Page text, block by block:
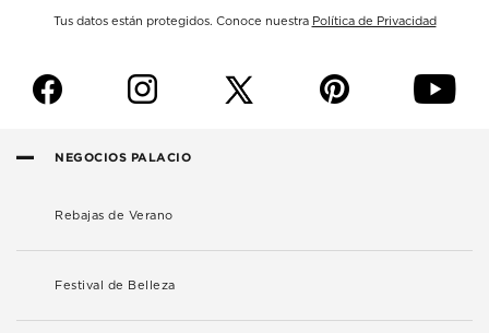
Tus datos están protegidos. Conoce nuestra Política de Privacidad
f i p y
NEGOCIOS PALACIO
Rebajas de Verano
Festival de Belleza